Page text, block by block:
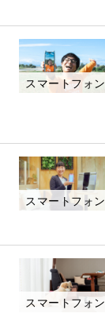
スマートフォン
スマートフォン
スマートフォン